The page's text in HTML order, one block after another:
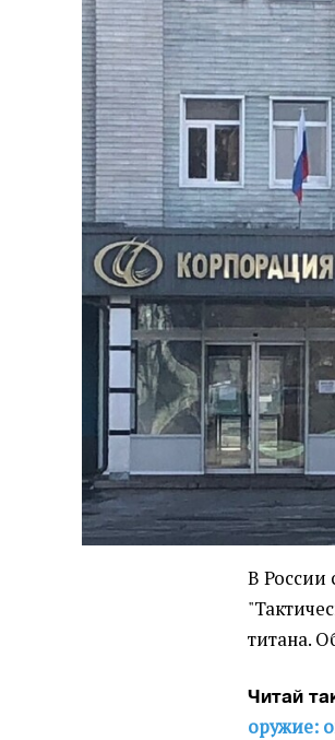
В России
титана.
Читай
оружие: